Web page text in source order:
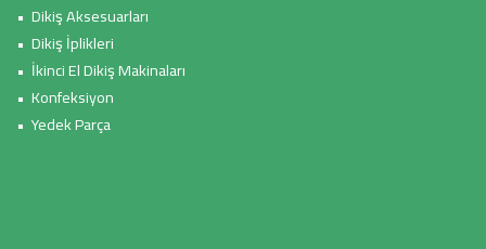
• Dikiş Aksesuarları
• Dikiş İplikleri
• İkinci El Dikiş Makinaları
• Konfeksiyon
• Yedek Parça